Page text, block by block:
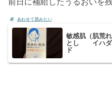
敏感肌（肌荒
とし イハダ
ド